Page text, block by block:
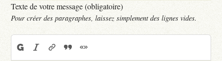
Texte de votre message (obligatoire)
Pour créer des paragraphes, laissez simplement des lignes vides.